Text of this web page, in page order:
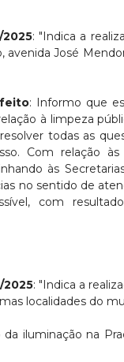
2025: "Indica a
avenida José
: Informo que
à limpeza
todas as
Com relação
às
no sentido de
com
2025: "Indica a
localidades do
iluminação na